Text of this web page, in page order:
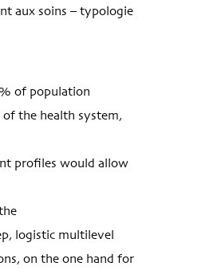
aux soins – typologie
of population
the health system,
profiles would allow
logistic multilevel
on the one hand for